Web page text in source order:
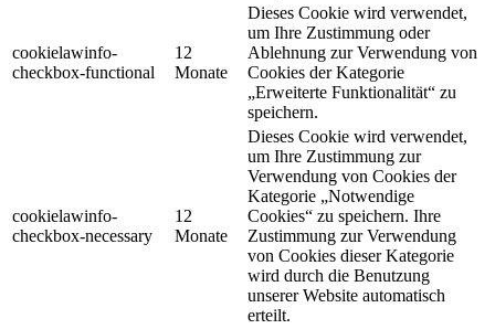
cookielawinfo-
checkbox-functional
12
Monate
Dieses Cookie wird verwendet,
um Ihre Zustimmung oder
Ablehnung zur Verwendung von
Cookies der Kategorie
„Erweiterte Funktionalität“ zu
speichern.
cookielawinfo-
checkbox-necessary
12
Monate
Dieses Cookie wird verwendet,
um Ihre Zustimmung zur
Verwendung von Cookies der
Kategorie „Notwendige
Cookies“ zu speichern. Ihre
Zustimmung zur Verwendung
von Cookies dieser Kategorie
wird durch die Benutzung
unserer Website automatisch
erteilt.